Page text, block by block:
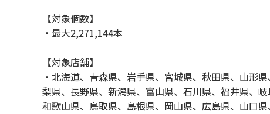
【対象個数】
・最大2,271,144本
【対象店舗】
・北海道、青森県、岩手県、宮城県、秋田県、山形
梨県、長野県、新潟県、富山県、石川県、福井県、
和歌山県、鳥取県、島根県、岡山県、広島県、山口